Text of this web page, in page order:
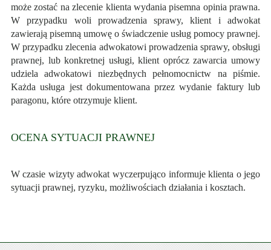
może zostać na zlecenie klienta wydania pisemna opinia prawna.
W przypadku woli prowadzenia sprawy, klient i adwokat
zawierają pisemną umowę o świadczenie usług pomocy prawnej.
W przypadku zlecenia adwokatowi prowadzenia sprawy, obsługi
prawnej, lub konkretnej usługi, klient oprócz zawarcia umowy
udziela adwokatowi niezbędnych pełnomocnictw na piśmie.
Każda usługa jest dokumentowana przez wydanie faktury lub
paragonu, które otrzymuje klient.
OCENA SYTUACJI PRAWNEJ
W czasie wizyty adwokat wyczerpująco informuje klienta o jego
sytuacji prawnej, ryzyku, możliwościach działania i kosztach.